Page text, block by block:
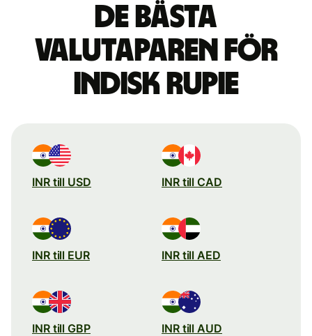
De bästa
valutaparen för
indisk rupie
INR till USD INR till CAD
INR till EUR INR till AED
INR till GBP INR till AUD